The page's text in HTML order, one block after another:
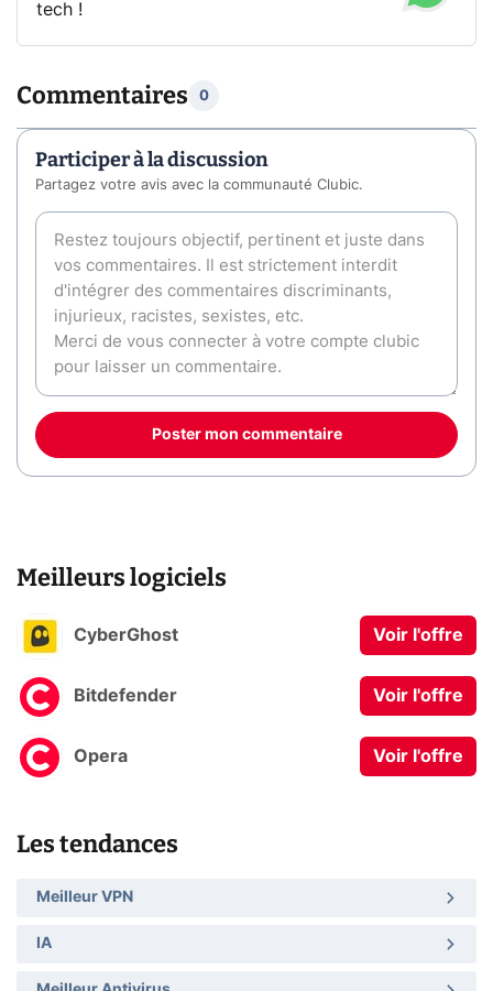
tech !
Commentaires 0
Participer à la discussion
Partagez votre avis avec la communauté Clubic.
Poster mon commentaire
Meilleurs logiciels
CyberGhost Voir l'offre
Bitdefender Voir l'offre
Opera Voir l'offre
Les tendances
Meilleur VPN
IA